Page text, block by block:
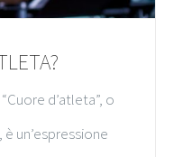
“Cuore d’atleta”, o
un’espressione